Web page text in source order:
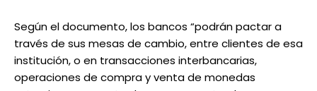
Según el documento, los bancos “podrán pactar a
través de sus mesas de cambio, entre clientes de esa
institución, o en transacciones interbancarias,
operaciones de compra y venta de monedas